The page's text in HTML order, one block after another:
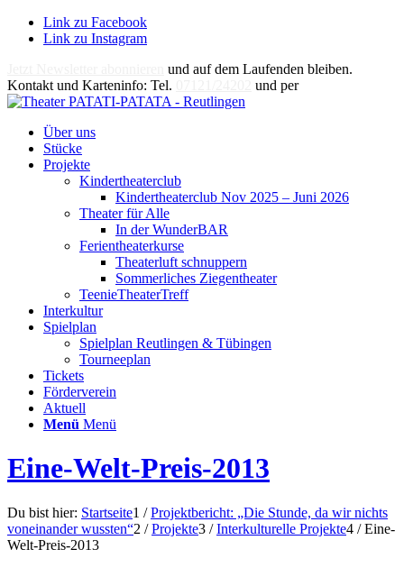
Link zu Facebook
Link zu Instagram
und auf dem Laufenden bleiben.
Kontakt und Karteninfo: Tel.
und per
Über uns
Stücke
Projekte
Kindertheaterclub
Kindertheaterclub Nov 2025 – Juni 2026
Theater für Alle
In der WunderBAR
Ferientheaterkurse
Theaterluft schnuppern
Sommerliches Ziegentheater
TeenieTheaterTreff
Interkultur
Spielplan
Spielplan Reutlingen & Tübingen
Tourneeplan
Tickets
Förderverein
Aktuell
Menü Menü
Eine-Welt-Preis-2013
Du bist hier: Startseite1 / Projektbericht: „Die Stunde, da wir nichts
voneinander wussten“2 / Projekte3 / Interkulturelle Projekte4 / Eine-
Welt-Preis-2013